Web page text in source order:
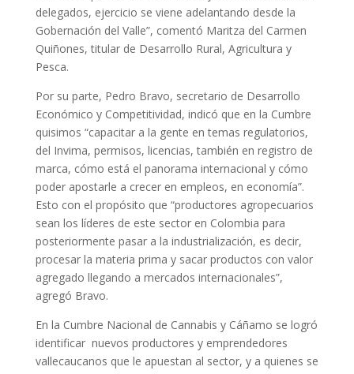
delegados, ejercicio se viene adelantando desde la
Gobernación del Valle”, comentó Maritza del Carmen
Quiñones, titular de Desarrollo Rural, Agricultura y
Pesca.
Por su parte, Pedro Bravo, secretario de Desarrollo
Económico y Competitividad, indicó que en la Cumbre
quisimos “capacitar a la gente en temas regulatorios,
del Invima, permisos, licencias, también en registro de
marca, cómo está el panorama internacional y cómo
poder apostarle a crecer en empleos, en economía”.
Esto con el propósito que “productores agropecuarios
sean los líderes de este sector en Colombia para
posteriormente pasar a la industrialización, es decir,
procesar la materia prima y sacar productos con valor
agregado llegando a mercados internacionales”,
agregó Bravo.
En la Cumbre Nacional de Cannabis y Cáñamo se logró
identificar nuevos productores y emprendedores
vallecaucanos que le apuestan al sector, y a quienes se